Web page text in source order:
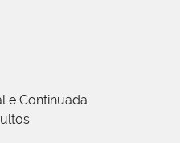
e Continuada